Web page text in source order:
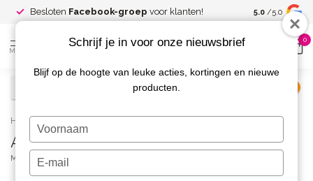
Besloten Facebook-groep voor klanten! Spaar voor
kortingen
5.0 /5.0
MENU
0
Home / AirNails Masking 36
AirNails Masking 36
MAGNETIC
Schrijf je in voor onze nieuwsbrief
Blijf op de hoogte van leuke acties, kortingen en nieuwe
producten.
Typ
je
naam
Typ
je